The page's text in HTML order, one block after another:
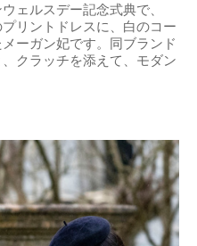
ェルスデー記念式典で、
リントドレスに、白のコー
ーガン妃です。同ブランド
クラッチを添えて、モダン